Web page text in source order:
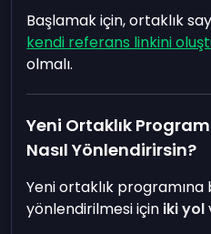
Başlamak için, ortaklık
kendi referans linkini
olmalı.
Yeni Ortaklık
Nasıl Yönlendirirsin?
Yeni ortaklık programına
yönlendirilmesi için iki yol